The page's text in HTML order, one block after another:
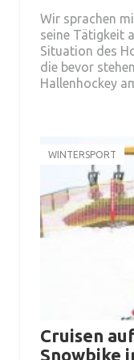
Wir sprachen
seine Tätigkeit
Situation des
die bevor
Hallenhockey
WINTERSPORT
Cruisen
Snowbike